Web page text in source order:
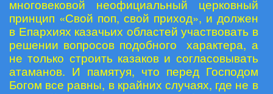
многовековой неофициальный церковный
принцип «Свой поп, свой приход», и должен
в Епархиях казачьих областей участвовать в
решении вопросов подобного характера, а
не только строить казаков и согласовывать
атаманов. И памятуя, что перед Господом
Богом все равны, в крайних случаях, где не в